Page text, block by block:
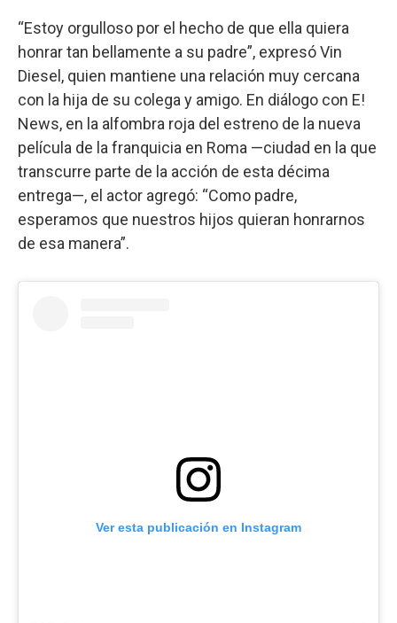
“Estoy orgulloso por el hecho de que ella quiera
honrar tan bellamente a su padre”, expresó Vin
Diesel, quien mantiene una relación muy cercana
con la hija de su colega y amigo. En diálogo con E!
News, en la alfombra roja del estreno de la nueva
película de la franquicia en Roma —ciudad en la que
transcurre parte de la acción de esta décima
entrega—, el actor agregó: “Como padre,
esperamos que nuestros hijos quieran honrarnos
de esa manera”.
Ver esta publicación en Instagram